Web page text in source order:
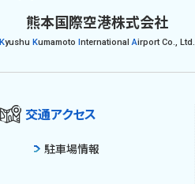
熊本国際空港株式会社
Kyushu Kumamoto nternationalAirport Co., Ltd.
交通アクセス
駐車場情報